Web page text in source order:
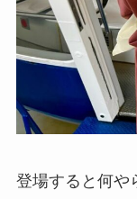
登場すると何や